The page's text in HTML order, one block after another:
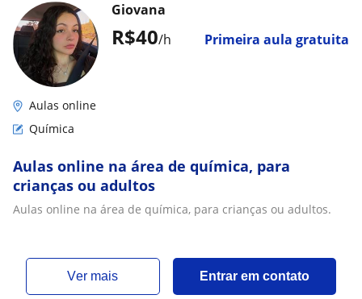
R$40/h Primeira aula gratuita
Giovana
Aulas online
Química
Aulas online na área de química, para
crianças ou adultos
Aulas online na área de química, para crianças ou adultos.
ver mais Entrar em contato